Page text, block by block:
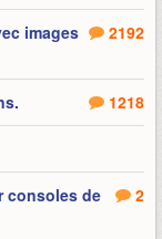
2192
images
1218
2
consoles de